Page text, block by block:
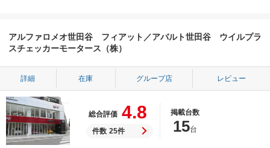
アルファロメオ世田谷 フィアット／アバルト世田谷 ウイルプラ
スチェッカーモータース（株）
詳細 在庫 グループ店 レビュー
総合評価 4.8
件数 25件
掲載台数
15台